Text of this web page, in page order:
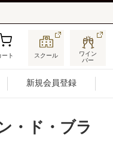
ート スクール
ワイン
バー
新規会員登録
・ド・ブラ